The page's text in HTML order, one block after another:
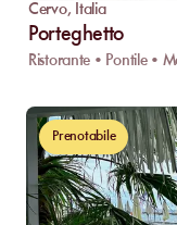
Cervo, Italia
Porteghetto
Ristorante • Pontile •
Prenotabile